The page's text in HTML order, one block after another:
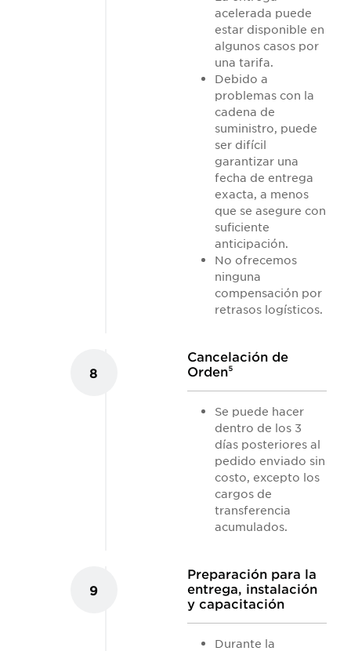
acelerada puede
estar disponible en
algunos casos por
una tarifa.
Debido a
problemas con la
cadena de
suministro, puede
ser difícil
garantizar una
fecha de entrega
exacta, a menos
que se asegure con
suficiente
anticipación.
No ofrecemos
ninguna
compensación por
retrasos logísticos.
8
Cancelación de
Orden⁵
Se puede hacer
dentro de los 3
días posteriores al
pedido enviado sin
costo, excepto los
cargos de
transferencia
acumulados.
9
Preparación para la
entrega, instalación
y capacitación
Durante la